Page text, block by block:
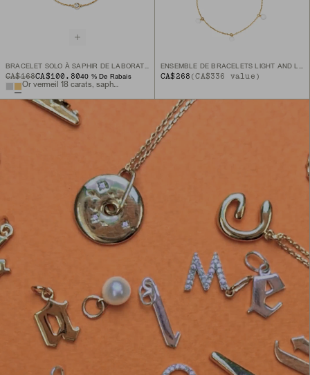
BRACELET SOLO À SAPHIR DE LABORATOIRE
ORIGINAL PRICE
CA$168
SALE PRICECA$100.8040 % De Rabais
Or vermeil 18 carats, saphir de laboratoire
ENSEMBLE DE BRACELETS LIGHT AND LUSTER
CA$268 (CA$336 value)